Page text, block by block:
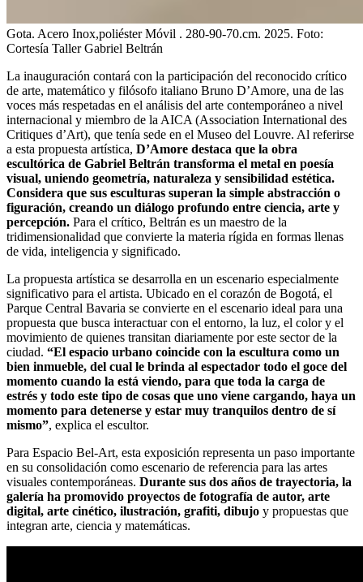
Gota. Acero Inox,poliéster Móvil . 280-90-70.cm. 2025. Foto:
Cortesía Taller Gabriel Beltrán
La inauguración contará con la participación del reconocido crítico
de arte, matemático y filósofo italiano Bruno D’Amore, una de las
voces más respetadas en el análisis del arte contemporáneo a nivel
internacional y miembro de la AICA (Association International des
Critiques d’Art), que tenía sede en el Museo del Louvre. Al referirse
a esta propuesta artística, D’Amore destaca que la obra
escultórica de Gabriel Beltrán transforma el metal en poesía
visual, uniendo geometría, naturaleza y sensibilidad estética.
Considera que sus esculturas superan la simple abstracción o
figuración, creando un diálogo profundo entre ciencia, arte y
percepción. Para el crítico, Beltrán es un maestro de la
tridimensionalidad que convierte la materia rígida en formas llenas
de vida, inteligencia y significado.
La propuesta artística se desarrolla en un escenario especialmente
significativo para el artista. Ubicado en el corazón de Bogotá, el
Parque Central Bavaria se convierte en el escenario ideal para una
propuesta que busca interactuar con el entorno, la luz, el color y el
movimiento de quienes transitan diariamente por este sector de la
ciudad. “El espacio urbano coincide con la escultura como un
bien inmueble, del cual le brinda al espectador todo el goce del
momento cuando la está viendo, para que toda la carga de
estrés y todo este tipo de cosas que uno viene cargando, haya un
momento para detenerse y estar muy tranquilos dentro de sí
mismo”, explica el escultor.
Para Espacio Bel-Art, esta exposición representa un paso importante
en su consolidación como escenario de referencia para las artes
visuales contemporáneas. Durante sus dos años de trayectoria, la
galería ha promovido proyectos de fotografía de autor, arte
digital, arte cinético, ilustración, grafiti, dibujo y propuestas que
integran arte, ciencia y matemáticas.